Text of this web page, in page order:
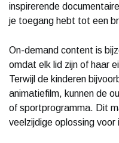
inspirerende
je toegang hebt tot een
On-demand content is
omdat elk lid zijn of haar
Terwijl de kinderen
animatiefilm, kunnen de
of sportprogramma. Dit
veelzijdige oplossing